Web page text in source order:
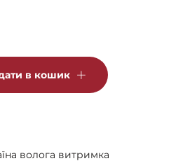
в кошик
волога витримка